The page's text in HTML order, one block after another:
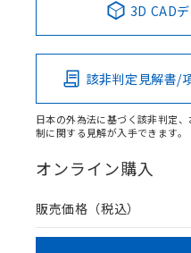
3D CAD
該非判定見解書/
日本の外為法に基づく該非判定、
制に関する見解が入手できます。
オンライン購入
販売価格（税込）